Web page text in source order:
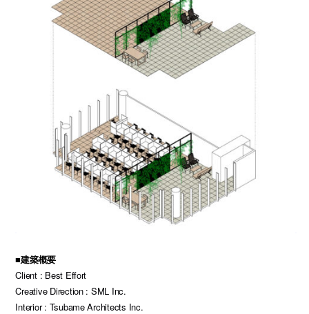
■建築概要
Client : Best Effort
Creative Direction : SML Inc.
Interior : Tsubame Architects Inc.